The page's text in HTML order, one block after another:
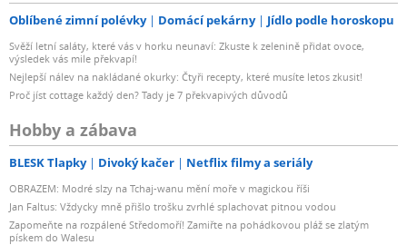
Oblíbené zimní polévky Domácí pekárny Jídlo podle horoskopu
Svěží letní saláty, které vás v horku neunaví: Zkuste k zelenině přidat ovoce,
výsledek vás mile překvapí!
Nejlepší nálev na nakládané okurky: Čtyři recepty, které musíte letos zkusit!
Proč jíst cottage každý den? Tady je 7 překvapivých důvodů
Hobby a zábava
BLESK Tlapky Divoký kačer Netflix filmy a seriály
OBRAZEM: Modré slzy na Tchaj-wanu mění moře v magickou říši
Jan Faltus: Vždycky mně přišlo trošku zvrhlé splachovat pitnou vodou
Zapomeňte na rozpálené Středomoří! Zamiřte na pohádkovou pláž se zlatým
pískem do Walesu